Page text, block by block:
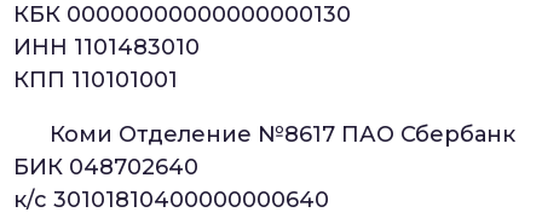
КБК 00000000000000000130
ИНН 1101483010
КПП 110101001
Коми Отделение №8617 ПАО Сбербанк
БИК 048702640
к/с 30101810400000000640